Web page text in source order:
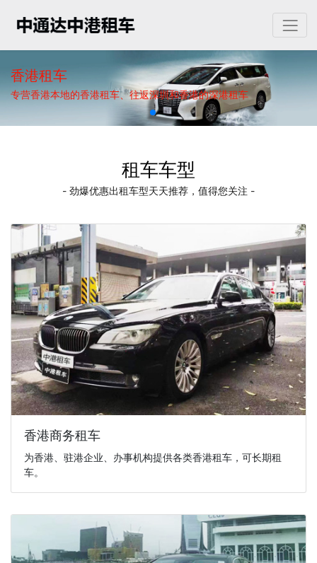
香港租车
专营香港本地的香港租车、往返深圳和香港的深港租车
租车车型
- 劲爆优惠出租车型天天推荐，值得您关注 -
香港商务租车
为香港、驻港企业、办事机构提供各类香港租车，可长期租
车。